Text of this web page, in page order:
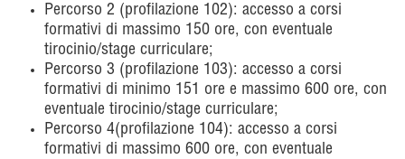
Percorso 2 (profilazione 102): accesso a corsi
formativi di massimo 150 ore, con eventuale
tirocinio/stage curriculare;
Percorso 3 (profilazione 103): accesso a corsi
formativi di minimo 151 ore e massimo 600 ore, con
eventuale tirocinio/stage curriculare;
Percorso 4(profilazione 104): accesso a corsi
formativi di massimo 600 ore, con eventuale